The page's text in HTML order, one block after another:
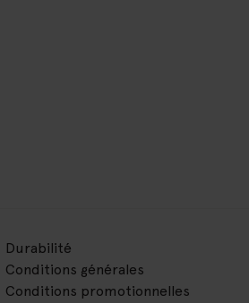
Durabilité
Conditions générales
Conditions promotionnelles